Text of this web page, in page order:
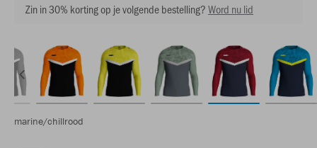
Zin in 30% korting op je volgende bestelling?Word nu lid
marine/chillrood